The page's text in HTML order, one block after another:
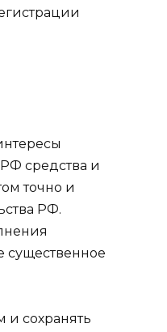
средства и
точно и
РФ.
существенное
и сохранять